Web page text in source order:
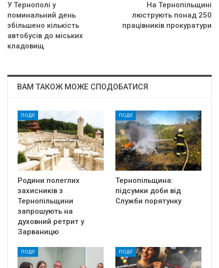
У Тернополі у
поминальний день
збільшено кількість
автобусів до міських
кладовищ
На Тернопільщині
люструють понад 250
працівників прокуратури
ВАМ ТАКОЖ МОЖЕ СПОДОБАТИСЯ
ПОДІЇ
Родини полеглих
захисників з
Тернопільщини
запрошують на
духовний ретрит у
Зарваницю
ПОДІЇ
Тернопільщина:
підсумки доби від
Служби порятунку
ПОДІЇ ПОДІЇ